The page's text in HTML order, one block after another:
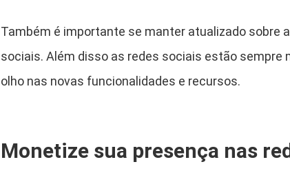
Também é importante se manter atualizado sobre
sociais. Além disso as redes sociais estão sempre
olho nas novas funcionalidades e recursos.
Monetize sua presença nas